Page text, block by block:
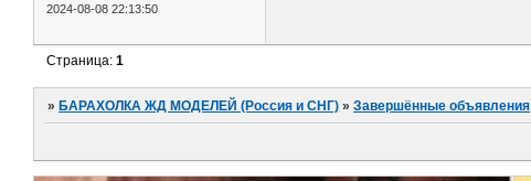
2024-08-08 22:13:50
Страница:1
» БАРАХОЛКА ЖД МОДЕЛЕЙ (Россия и СНГ) »Завершённые объявления